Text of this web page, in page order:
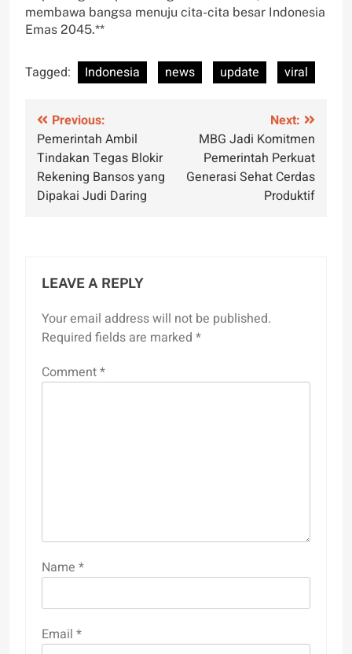
membawa bangsa menuju cita-cita besar Indonesia
Emas 2045.**
Tagged: Indonesia news update viral
Post
navigation
Previous:
Pemerintah Ambil
Tindakan Tegas Blokir
Rekening Bansos yang
Dipakai Judi Daring
Next:
MBG Jadi Komitmen
Pemerintah Perkuat
Generasi Sehat Cerdas
Produktif
LEAVE A REPLY
Your email address will not be published.
Required fields are marked *
Comment*
Name *
Email *